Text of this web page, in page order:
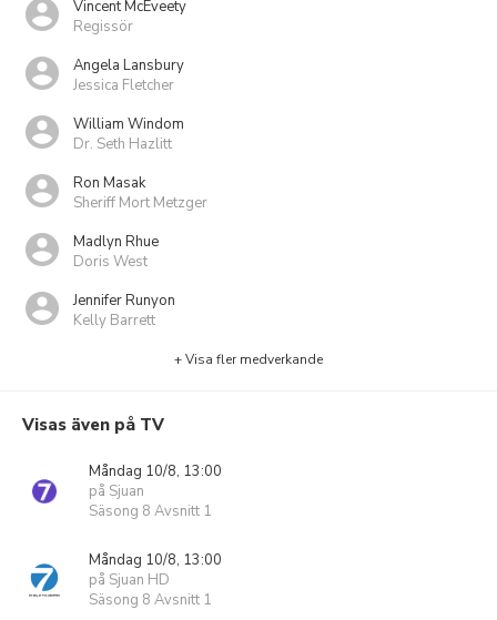
Vincent McEveety
Regissör
Angela Lansbury
Jessica Fletcher
William Windom
Dr. Seth Hazlitt
Ron Masak
Sheriff Mort Metzger
Madlyn Rhue
Doris West
Jennifer Runyon
Kelly Barrett
+ Visa fler medverkande
Visas även på TV
Måndag 10/8, 13:00
på Sjuan
Säsong 8 Avsnitt 1
Måndag 10/8, 13:00
på Sjuan HD
Säsong 8 Avsnitt 1